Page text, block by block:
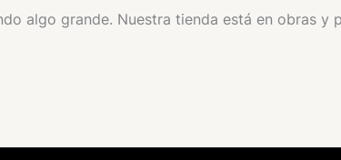
algo grande. Nuestra tienda está en obras y